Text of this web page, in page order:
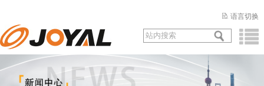
语言切换